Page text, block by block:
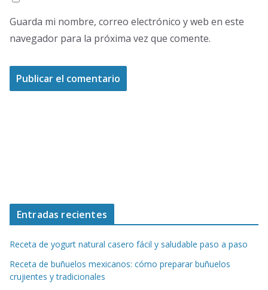
Guarda mi nombre, correo electrónico y web en este
navegador para la próxima vez que comente.
Entradas recientes
Receta de yogurt natural casero fácil y saludable paso a paso
Receta de buñuelos mexicanos: cómo preparar buñuelos
crujientes y tradicionales